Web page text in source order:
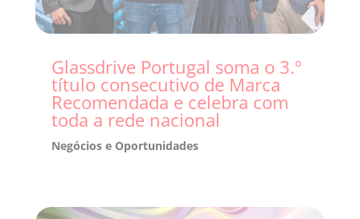
Glassdrive Portugal soma o 3.º
título consecutivo de Marca
Recomendada e celebra com
toda a rede nacional
Negócios e Oportunidades